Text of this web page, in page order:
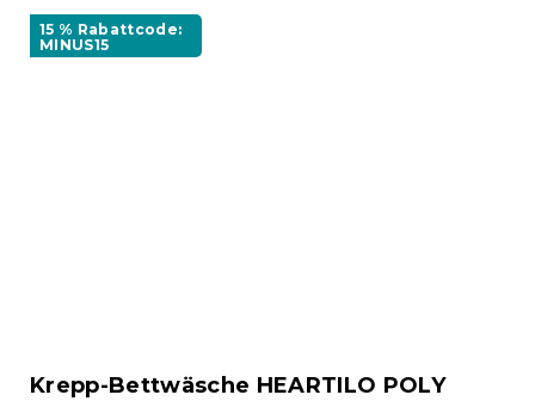
15 % Rabattcode:
MINUS15
Krepp-Bettwäsche HEARTILO POLY